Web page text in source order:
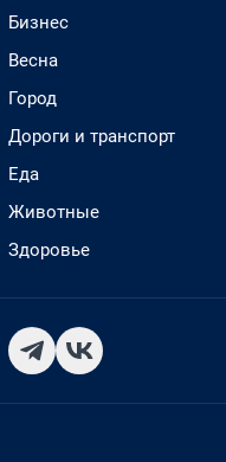
Бизнес
Весна
Город
Дороги и транспорт
Еда
Животные
Здоровье